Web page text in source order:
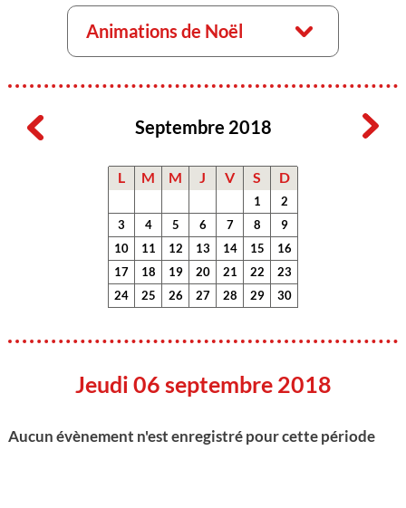
Animations de Noël
Septembre 2018
L M M J V S D
1
2
3
4 5 6 7 8
9
10
11 12 13 14 15
16
17
18 19 20 21 22
23
24
25 26 27 28 29 30
Jeudi 06 septembre 2018
Aucun évènement n'est enregistré pour cette période